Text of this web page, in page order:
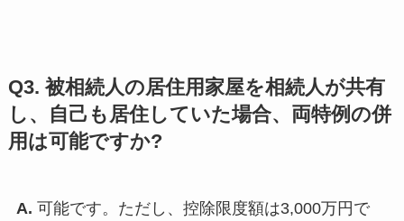
Q3. 被相続人の居住用家屋を相続人が共有
し、自己も居住していた場合、両特例の併
用は可能ですか?
A. 可能です。ただし、控除限度額は3,000万円で